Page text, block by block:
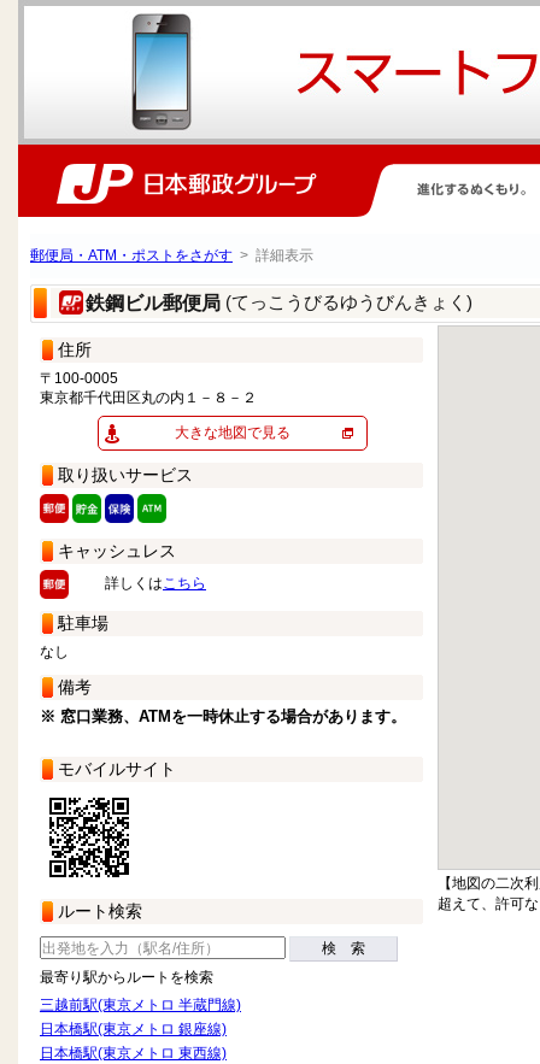
郵便局・ATM・ポストをさがす > 詳細表示
鉄鋼ビル郵便局 (てっこうびるゆうびんきょく)
住所
〒100-0005
東京都千代田区丸の内１－８－２
大きな地図で見る
取り扱いサービス
キャッシュレス
詳しくはこちら
駐車場
なし
備考
※ 窓口業務、ATMを一時休止する場合があります。
モバイルサイト
ルート検索
検 索
最寄り駅からルートを検索
三越前駅(東京メトロ 半蔵門線)
日本橋駅(東京メトロ 銀座線)
日本橋駅(東京メトロ 東西線)
【地図の二次
超えて、許可